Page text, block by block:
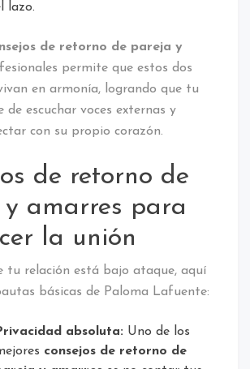
lazo.
de retorno de pareja y
permite que estos dos
en armonía, logrando que tu
de escuchar voces externas y
con su propio corazón.
de retorno de
amarres para
la unión
tu relación está bajo ataque, aquí
básicas de Paloma Lafuente:
absoluta: Uno de los
consejos de retorno de